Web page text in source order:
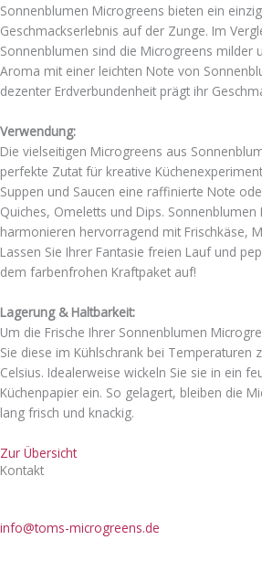
Sonnenblumen Microgreens bieten ein
Geschmackserlebnis auf der Zunge. Im
Sonnenblumen sind die Microgreens milder
Aroma mit einer leichten Note von
dezenter Erdverbundenheit prägt ihr
Verwendung:
Die vielseitigen Microgreens aus
perfekte Zutat für kreative
Suppen und Saucen eine raffinierte Note
Quiches, Omeletts und Dips. Sonnenblumen
harmonieren hervorragend mit Frischkäse,
Lassen Sie Ihrer Fantasie freien Lauf und
dem farbenfrohen Kraftpaket auf!
Lagerung & Haltbarkeit:
Um die Frische Ihrer Sonnenblumen
Sie diese im Kühlschrank bei Temperaturen
Celsius. Idealerweise wickeln Sie sie in ein
Küchenpapier ein. So gelagert, bleiben die
lang frisch und knackig.
Zur Übersicht
Kontakt
info@toms-microgreens.de